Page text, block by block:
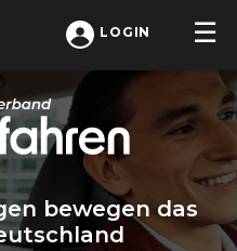
LOGIN
bewegen das